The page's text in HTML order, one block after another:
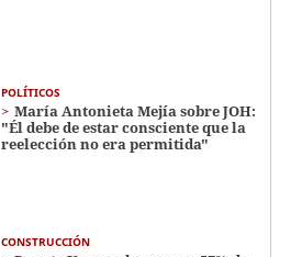
POLÍTICOS
María Antonieta Mejía sobre JOH:
"Él debe de estar consciente que la
reelección no era permitida"
CONSTRUCCIÓN